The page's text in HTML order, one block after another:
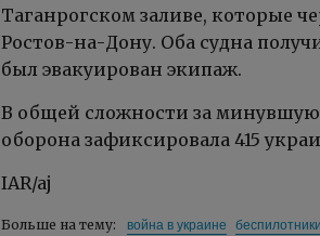
Таганрогском заливе, которые
Ростов-на-Дону. Оба судна
был эвакуирован экипаж.
В общей сложности за
оборона зафиксировала 415
IAR/aj
Больше на тему: война в украине беспилотники